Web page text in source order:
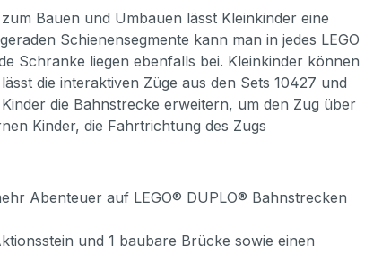
Bauen und Umbauen lässt Kleinkinder eine
Schienensegmente kann man in jedes LEGO
Schranke liegen ebenfalls bei. Kleinkinder können
die interaktiven Züge aus den Sets 10427 und
die Bahnstrecke erweitern, um den Zug über
Kinder, die Fahrtrichtung des Zugs
Abenteuer auf LEGO® DUPLO® Bahnstrecken
und 1 baubare Brücke sowie einen